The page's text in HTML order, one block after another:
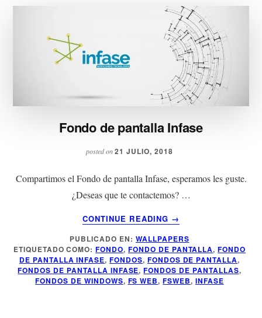
Fondo de pantalla Infase
posted on21 JULIO, 2018
Compartimos el Fondo de pantalla Infase, esperamos les guste.
¿Deseas que te contactemos? …
CONTINUE READING
ACERCA
DE
FONDO
DE
PANTALLA
INFASE
→
PUBLICADO EN: WALLPAPERS
ETIQUETADO COMO:FONDO, FONDO DE PANTALLA,FONDO
DE PANTALLA INFASE,FONDOS, FONDOS DE PANTALLA,
FONDOS DE PANTALLA INFASE,FONDOS DE PANTALLAS,
FONDOS DE WINDOWS, FS WEB,FSWEB, INFASE